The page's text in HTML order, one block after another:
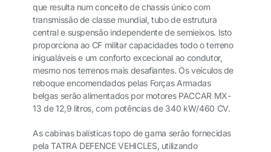
que resulta num conceito de chassis único com
transmissão de classe mundial, tubo de estrutura
central e suspensão independente de semieixos. Isto
proporciona ao CF militar capacidades todo o terreno
inigualáveis e um conforto excecional ao condutor,
mesmo nos terrenos mais desafiantes. Os veículos de
reboque encomendados pelas Forças Armadas
belgas serão alimentados por motores PACCAR MX-
13 de 12,9 litros, com potências de 340 kW/460 CV.
As cabinas balísticas topo de gama serão fornecidas
pela TATRA DEFENCE VEHICLES, utilizando